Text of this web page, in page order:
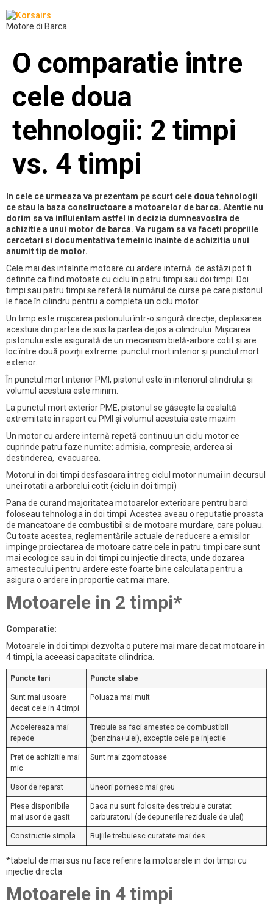
Motore di Barca
O comparatie intre
cele doua
tehnologii: 2 timpi
vs. 4 timpi
In cele ce urmeaza va prezentam pe scurt cele doua tehnologii
ce stau la baza constructoare a motoarelor de barca. Atentie nu
dorim sa va influientam astfel in decizia dumneavostra de
achizitie a unui motor de barca. Va rugam sa va faceti propriile
cercetari si documentativa temeinic inainte de achizitia unui
anumit tip de motor.
Cele mai des intalnite motoare cu ardere internă de astăzi pot fi
definite ca fiind motoate cu ciclu în patru timpi sau doi timpi. Doi
timpi sau patru timpi se referă la numărul de curse pe care pistonul
le face în cilindru pentru a completa un ciclu motor.
Un timp este mișcarea pistonului într-o singură direcție, deplasarea
acestuia din partea de sus la partea de jos a cilindrului. Mișcarea
pistonului este asigurată de un mecanism bielă-arbore cotit și are
loc între două poziții extreme: punctul mort interior și punctul mort
exterior.
În punctul mort interior PMI, pistonul este în interiorul cilindrului și
volumul acestuia este minim.
La punctul mort exterior PME, pistonul se găsește la cealaltă
extremitate în raport cu PMI și volumul acestuia este maxim
Un motor cu ardere internă repetă continuu un ciclu motor ce
cuprinde patru faze numite: admisia, compresie, arderea si
destinderea, evacuarea.
Motorul in doi timpi desfasoara intreg ciclul motor numai in decursul
unei rotatii a arborelui cotit (ciclu in doi timpi)
Pana de curand majoritatea motoarelor exterioare pentru barci
foloseau tehnologia in doi timpi. Acestea aveau o reputatie proasta
de mancatoare de combustibil si de motoare murdare, care poluau.
Cu toate acestea, reglementările actuale de reducere a emisilor
impinge proiectarea de motoare catre cele in patru timpi care sunt
mai ecologice sau in doi timpi cu injectie directa, unde dozarea
amestecului pentru ardere este foarte bine calculata pentru a
asigura o ardere in proportie cat mai mare.
Motoarele in 2 timpi*
Comparatie:
Motoarele in doi timpi dezvolta o putere mai mare decat motoare in
4 timpi, la aceeasi capacitate cilindrica.
Puncte tari Puncte slabe
Sunt mai usoare
decat cele in 4 timpi
Poluaza mai mult
Accelereaza mai
repede
Trebuie sa faci amestec ce combustibil
(benzina+ulei), exceptie cele pe injectie
Pret de achizitie mai
mic
Sunt mai zgomotoase
Usor de reparat Uneori pornesc mai greu
Piese disponibile
mai usor de gasit
Daca nu sunt folosite des trebuie curatat
carburatorul (de depunerile reziduale de ulei)
Constructie simpla Bujiile trebuiesc curatate mai des
*tabelul de mai sus nu face referire la motoarele in doi timpi cu
injectie directa
Motoarele in 4 timpi